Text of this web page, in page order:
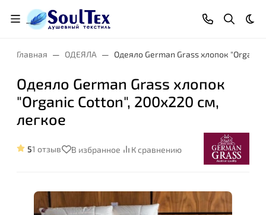
Главная ОДЕЯЛА Одеяло German Grass хлопок "Organic
Одеяло German Grass хлопок
"Organic Cotton", 200x220 см,
легкое
51 отзыв В избранное К сравнению